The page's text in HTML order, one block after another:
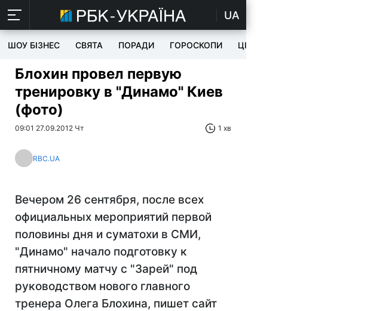
UA
ШОУ БІЗНЕС СВЯТА ПОРАДИ ГОРОСКОПИ ЦІКАВЕ
Блохин провел первую
тренировку в "Динамо" Киев
(фото)
09:01 27.09.2012 Чт 1 хв
RBC.UA
Вечером 26 сентября, после всех
официальных мероприятий первой
половины дня и суматохи в СМИ,
"Динамо" начало подготовку к
пятничному матчу с "Зарей" под
руководством нового главного
тренера Олега Блохина, пишет сайт